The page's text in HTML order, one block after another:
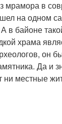
мрамора в
на одном
в байоне
храма
он
Да и
местные